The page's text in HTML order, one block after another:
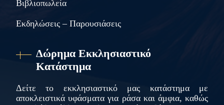
Βιβλιοπωλεία
Εκδηλώσεις – Παρουσιάσεις
Δώρημα Εκκλησιαστικό
Κατάστημα
Δείτε το εκκλησιαστικό μας κατάστημα με
αποκλειστικά υφάσματα για ράσα και άμφια, καθώς